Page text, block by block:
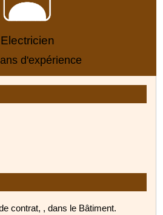
Electricien
d'expérience
contrat, , dans le Bâtiment.